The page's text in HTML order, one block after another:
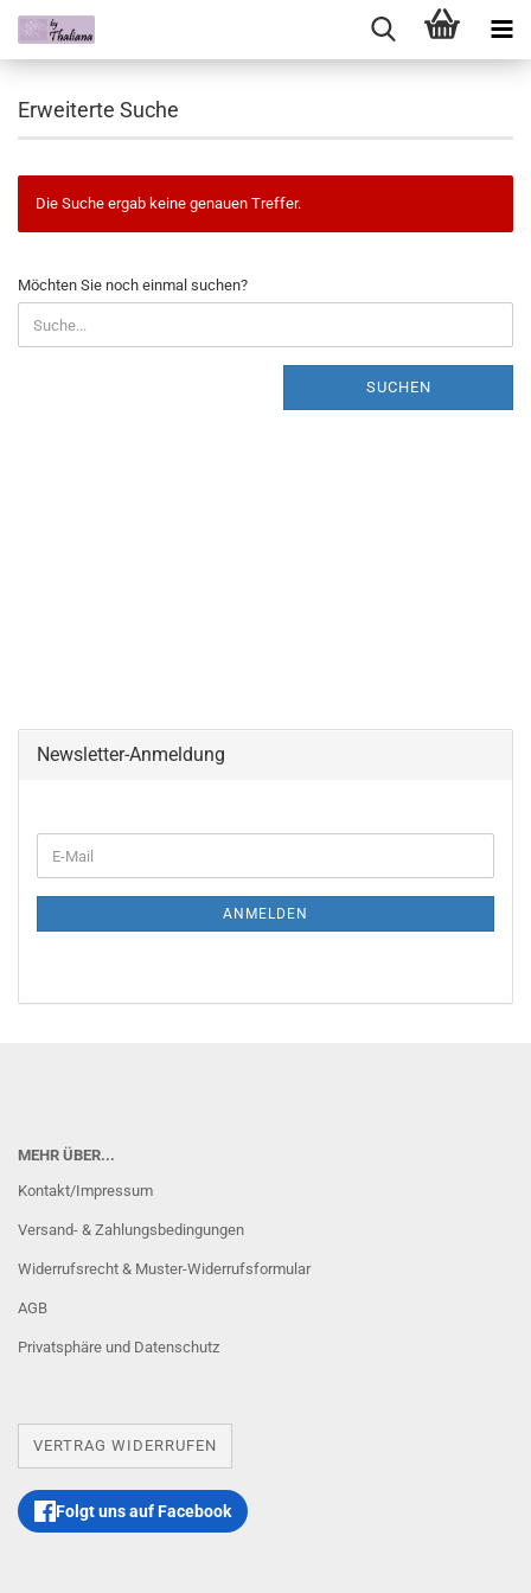
Erweiterte Suche
Die Suche ergab keine genauen Treffer.
Möchten Sie noch einmal suchen?
SUCHEN
Newsletter-Anmeldung
E-
Mail
ANMELDEN
MEHR ÜBER...
Kontakt/Impressum
Versand- & Zahlungsbedingungen
Widerrufsrecht & Muster-Widerrufsformular
AGB
Privatsphäre und Datenschutz
VERTRAG WIDERRUFEN
Folgt uns auf Facebook